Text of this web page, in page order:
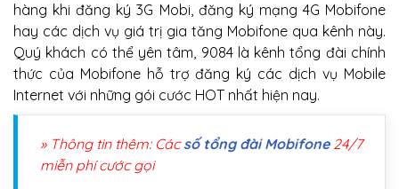
hàng khi đăng ký 3G Mobi, đăng ký mạng 4G Mobifone
hay các dịch vụ giá trị gia tăng Mobifone qua kênh này.
Quý khách có thể yên tâm, 9084 là kênh tổng đài chính
thức của Mobifone hỗ trợ đăng ký các dịch vụ Mobile
Internet với những gói cước HOT nhất hiện nay.
» Thông tin thêm: Cácsố tổng đài Mobifone24/7
miễn phí cước gọi